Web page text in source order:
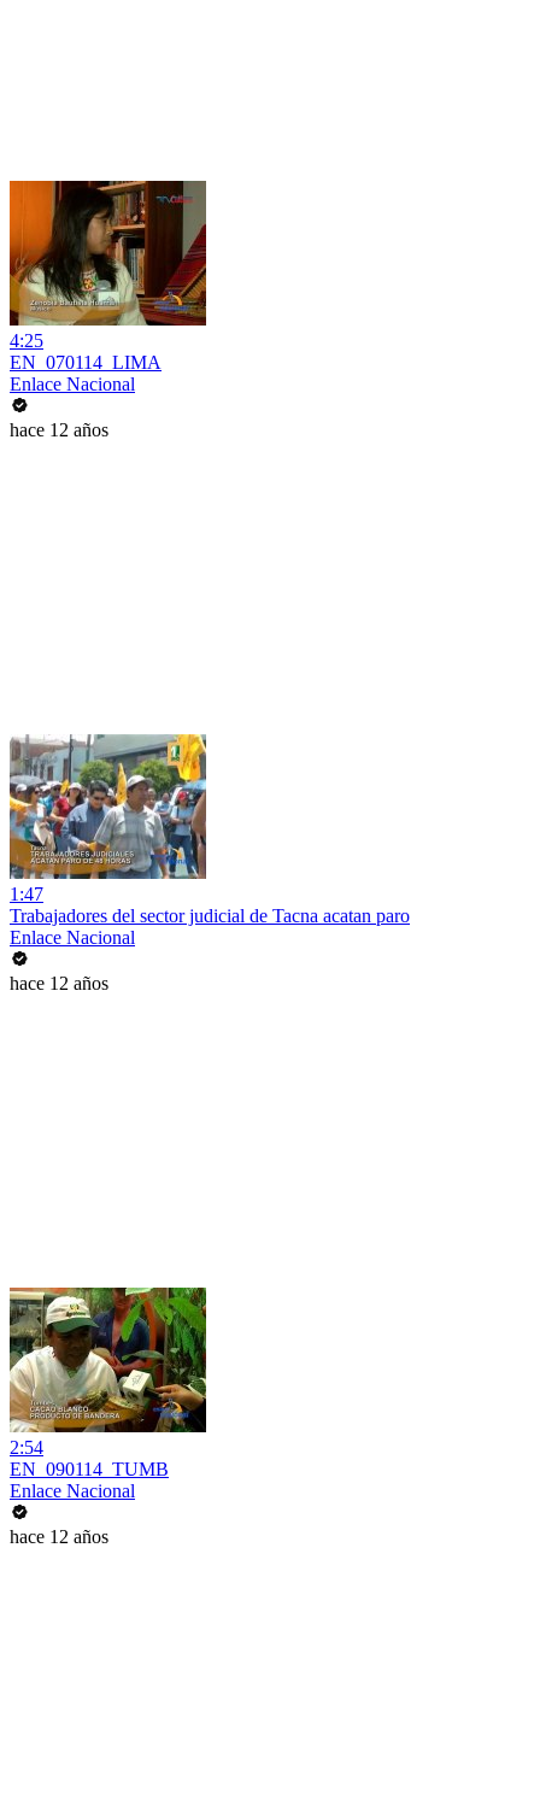
4:25
EN_070114_LIMA
Enlace Nacional
hace 12 años
1:47
Trabajadores del sector judicial de Tacna acatan paro
Enlace Nacional
hace 12 años
2:54
EN_090114_TUMB
Enlace Nacional
hace 12 años